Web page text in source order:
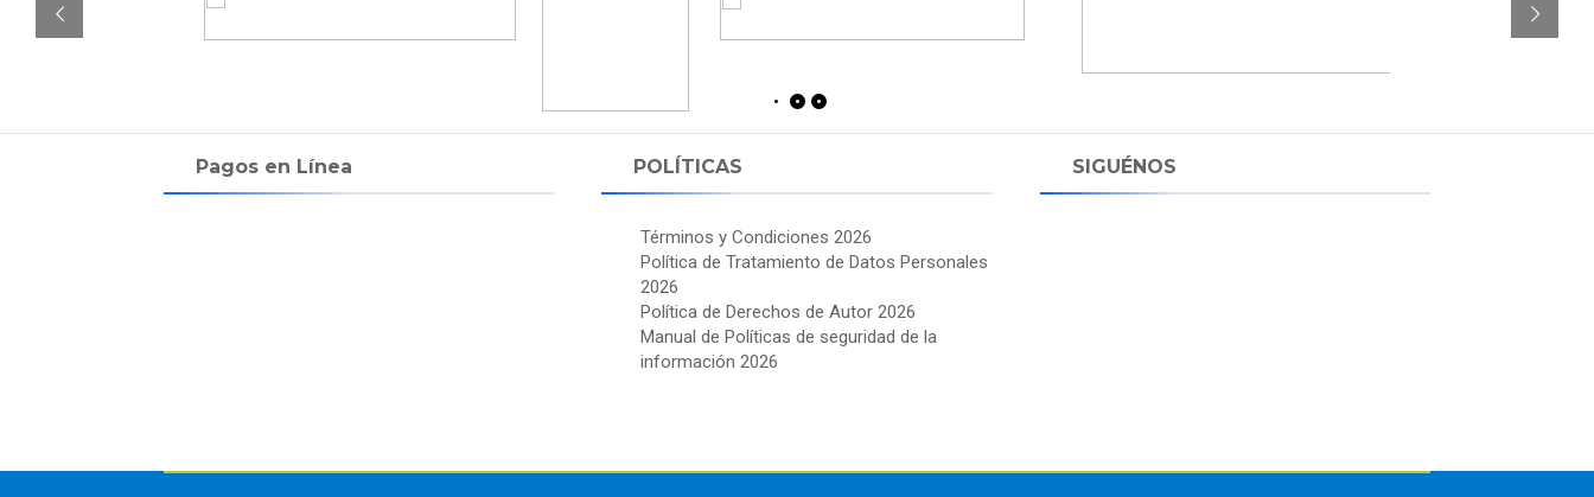
Pagos en Línea POLÍTICAS
Términos y Condiciones 2026
Política de Tratamiento de Datos Personales
2026
Política de Derechos de Autor 2026
Manual de Políticas de seguridad de la
información 2026
SIGUÉNOS